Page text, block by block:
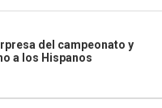
del campeonato y
a los Hispanos